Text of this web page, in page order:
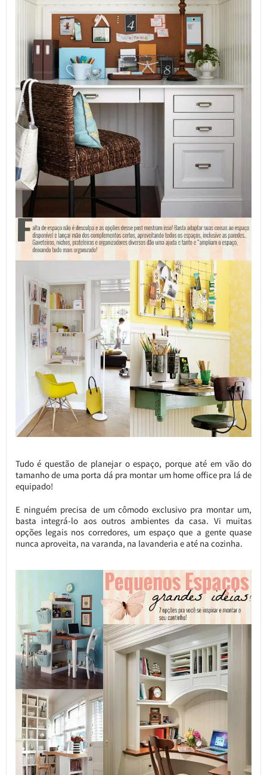
Tudo é questão de planejar o espaço, porque até em vão do
tamanho de uma porta dá pra montar um home office pra lá de
equipado!
E ninguém precisa de um cômodo exclusivo pra montar um,
basta integrá-lo aos outros ambientes da casa. Vi muitas
opções legais nos corredores, um espaço que a gente quase
nunca aproveita, na varanda, na lavanderia e até na cozinha.